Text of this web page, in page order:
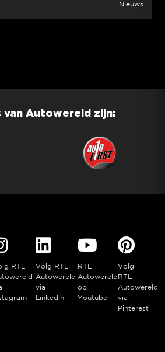
Nieuws
van Autowereld zijn:
RTL
Volg RTL
Autowereld
via
Linkedin
RTL
Autowereld
op
Youtube
Volg
RTL
Autowereld
via
Pinterest